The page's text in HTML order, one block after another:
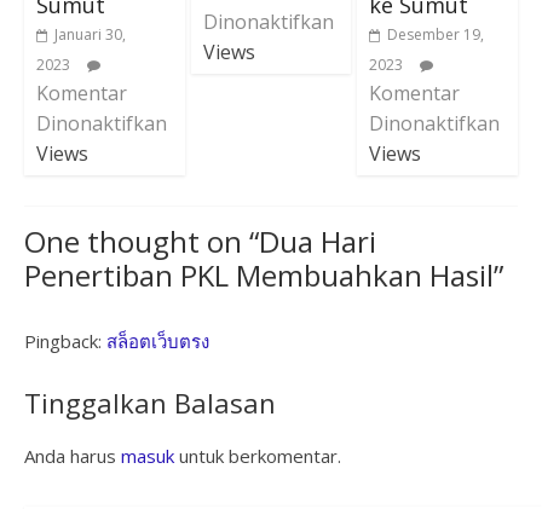
Januari 30,
2023
Komentar
Dinonaktifkan
Views
Dinonaktifkan
Views
Desember 19,
2023
Komentar
Dinonaktifkan
Views
One thought on “Dua Hari
Penertiban PKL Membuahkan Hasil”
Pingback: สล็อตเว็บตรง
Tinggalkan Balasan
Anda harus masukuntuk berkomentar.